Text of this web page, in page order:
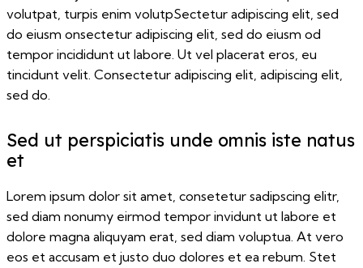
volutpat, turpis enim volutpSectetur adipiscing elit, sed
do eiusm onsectetur adipiscing elit, sed do eiusm od
tempor incididunt ut labore. Ut vel placerat eros, eu
tincidunt velit. Consectetur adipiscing elit, adipiscing elit,
sed do.
Sed ut perspiciatis unde omnis iste natus
et
Lorem ipsum dolor sit amet, consetetur sadipscing elitr,
sed diam nonumy eirmod tempor invidunt ut labore et
dolore magna aliquyam erat, sed diam voluptua. At vero
eos et accusam et justo duo dolores et ea rebum. Stet